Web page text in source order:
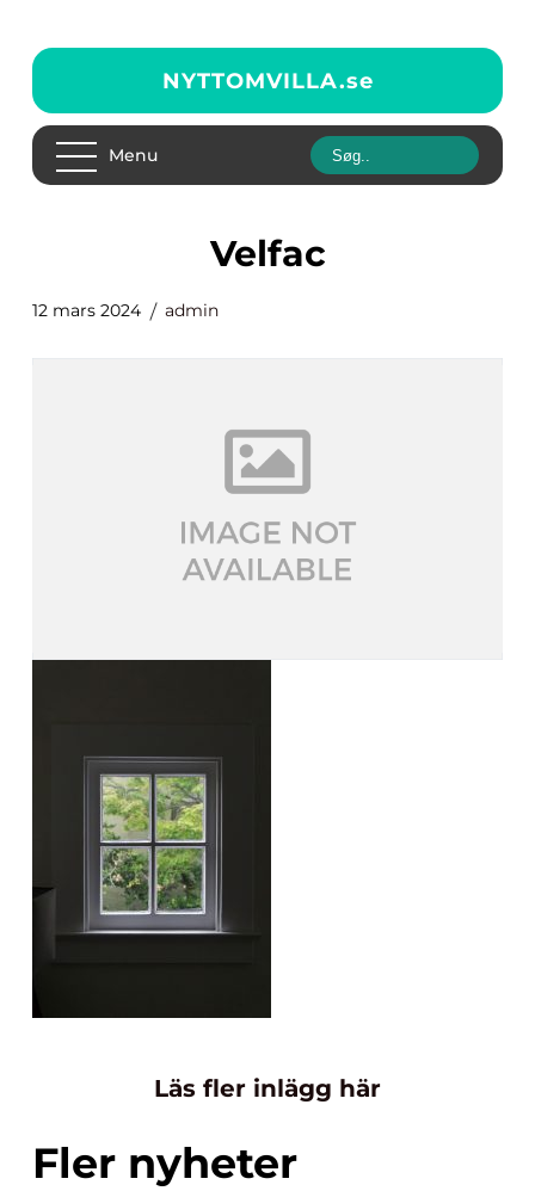
NYTTOMVILLA.se
Menu
Velfac
12 mars 2024 admin
Läs fler inlägg här
Fler nyheter